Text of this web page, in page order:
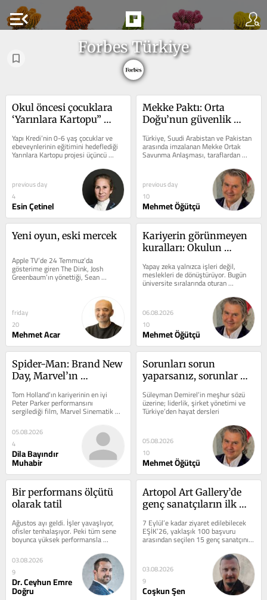
menu_open
Forbes Türkiye
Okul öncesi çocuklara
‘Yarınlara Kartopu”
Yapı Kredi’nin 0-6 yaş çocuklar ve
ebeveynlerinin eğitimini hedeflediği
Yarınlara Kartopu projesi üçüncü
yılında 620 bin kişiye...
previous day
4
Esin Çetinel
Mekke Paktı: Orta
Doğu’nun güvenlik
yazılıyor?
Türkiye, Suudi Arabistan ve Pakistan
arasında imzalanan Mekke Ortak
Savunma Anlaşması, taraflardan
birine yönelik silahlı saldırının üç...
previous day
10
Mehmet Öğütçü
Yeni oyun, eski mercek
Apple TV’de 24 Temmuz’da
gösterime giren The Dink, Josh
Greenbaum’ın yönettiği, Sean
Clements’ın yazdığı bir spor
friday
20
Mehmet Acar
Kariyerin görünmeyen
kuralları: Okulun
öğrettiği dersler
Yapay zeka yalnızca işleri değil,
meslekleri de dönüştürüyor. Bugün
üniversite sıralarında oturan
06.08.2026
10
Mehmet Öğütçü
Spider-Man: Brand New
Day, Marvel’ın
derinliği geri getiriyor
Tom Holland’ın kariyerinin en iyi
Peter Parker performansını
sergilediği film, Marvel Sinematik
Evreni’nin aksayan çarklarına
rağmen...
05.08.2026
4
Dila Bayındır
Muhabir
Sorunları sorun
yaparsanız, sorunlar
Süleyman Demirel’in meşhur sözü
üzerine; liderlik, şirket yönetimi ve
Türkiye’den hayat dersleri
05.08.2026
10
Mehmet Öğütçü
Bir performans ölçütü
olarak tatil
Ağustos ayı geldi. İşler yavaşlıyor,
ofisler tenhalaşıyor. Peki tüm sene
boyunca yüksek performansla
çalışması beklenen liderler...
03.08.2026
9
Dr. Ceyhun Emre
Doğru
Artopol Art Gallery’de
genç sanatçıların ilk
7 Eylül’e kadar ziyaret edilebilecek
EŞİK’26, yaklaşık 100 başvuru
arasından seçilen 15 genç sanatçının
45 eserini bir araya getirerek...
03.08.2026
9
Coşkun Şen